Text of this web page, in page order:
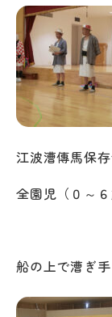
江波漕傳馬保
全園児（０～
船の上で漕ぎ